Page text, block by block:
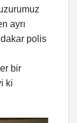
ayrı
polis
bir
ki